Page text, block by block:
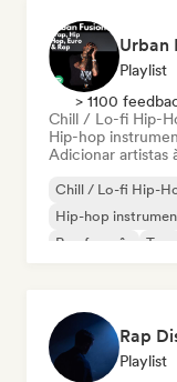
Urban
Playlist
> 1100
Chill / Lo-fi Hip-
Hip-hop
Adicionar artistas
Chill / Lo-fi Hip-
Hip-hop
Rap francês
Trap
Rap
Playlist